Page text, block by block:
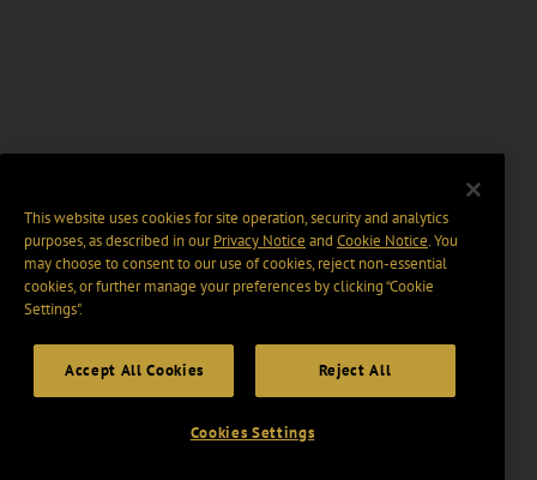
This website uses cookies for site operation, security and analytics
purposes, as described in ourPrivacy Notice and Cookie Notice. You
may choose to consent to our use of cookies, reject non-essential
cookies, or further manage your preferences by clicking “Cookie
Settings".
Accept All Cookies Reject All
Cookies Settings